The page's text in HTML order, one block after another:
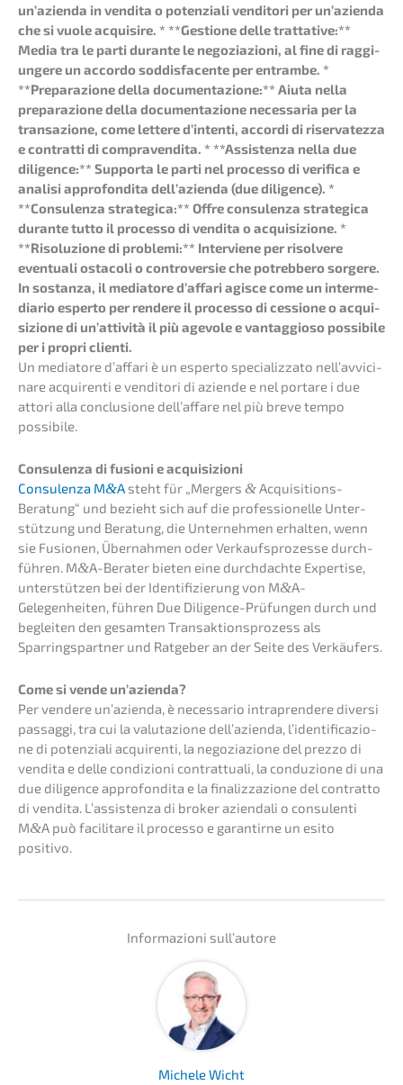
un’azi­en­da in vendita o poten­zia­li vendito­ri per un’azi­en­da
che si vuole acqui­si­re. * **Gestio­ne delle tratta­ti­ve:**
Media tra le parti duran­te le negozia­zio­ni, al fine di raggi­
unge­re un accordo soddis­fa­cen­te per entram­be. *
**Prepa­ra­zio­ne della documen­ta­zio­ne:** Aiuta nella
prepa­ra­zio­ne della documen­ta­zio­ne neces­sa­ria per la
transa­zio­ne, come lette­re d’inten­ti, accor­di di riser­va­tez­za
e contrat­ti di compra­ven­dita. * **Assis­ten­za nella due
diligence:** Supporta le parti nel proces­so di verifi­ca e
anali­si appro­fon­di­ta dell’a­zi­en­da (due diligence). *
**Consu­len­za strate­gi­ca:** Offre consu­len­za strate­gi­ca
duran­te tutto il proces­so di vendita o acqui­si­zio­ne. *
**Risolu­zi­o­ne di proble­mi:** Inter­vie­ne per risol­vere
eventua­li ostaco­li o contro­ver­sie che potreb­be­ro sorge­re.
In sostan­za, il media­to­re d’affa­ri agisce come un inter­me­
dia­rio esper­to per rende­re il proces­so di cessio­ne o acqui­
si­zio­ne di un’at­ti­vi­tà il più agevo­le e vantag­gio­so possi­bi­le
per i propri clienti.
Un media­to­re d’affa­ri è un esper­to specia­liz­za­to nell’av­vici­
na­re acqui­ren­ti e vendito­ri di azien­de e nel portare i due
attori alla conclu­sio­ne dell’af­fa­re nel più breve tempo
possibile.
Consu­len­za di fusio­ni e acquisizioni
Consu­len­za M&Asteht für „Mergers &Acqui­si­ti­ons-
Beratung“ und bezieht sich auf die profes­sio­nel­le Unter­
stüt­zung und Beratung, die Unter­neh­men erhal­ten, wenn
sie Fusio­nen, Übernah­men oder Verkaufs­pro­zes­se durch­
füh­ren. M&A-Berater bieten eine durch­dach­te Exper­ti­se,
unter­stüt­zen bei der Identi­fi­zie­rung von M&A-
Gelegenheiten, führen Due Diligence-Prüfun­gen durch und
beglei­ten den gesam­ten Trans­ak­ti­ons­pro­zess als
Sparrings­part­ner und Ratge­ber an der Seite des Verkäufers.
Come si vende un’azienda?
Per vende­re un’azi­en­da, è neces­sa­rio intra­pren­de­re diver­si
passag­gi, tra cui la valuta­zio­ne dell’a­zi­en­da, l’iden­ti­fi­ca­zio­
ne di poten­zia­li acqui­ren­ti, la negozia­zio­ne del prezzo di
vendita e delle condi­zio­ni contrat­tua­li, la condu­zi­o­ne di una
due diligence appro­fon­di­ta e la finaliz­za­zio­ne del contrat­to
di vendita. L’assis­ten­za di broker aziend­a­li o consu­len­ti
M&A può facili­t­are il proces­so e garan­tir­ne un esito
positivo.
Infor­ma­zio­ni sull’autore
Miche­le Wicht